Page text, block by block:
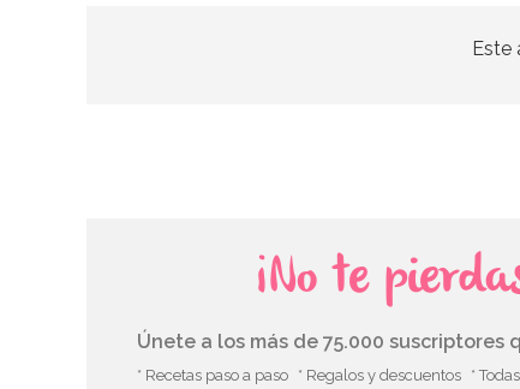
Este
¡No te
Únete a los más de 75.000 suscriptores
* Recetas paso a paso * Regalos y descuentos *